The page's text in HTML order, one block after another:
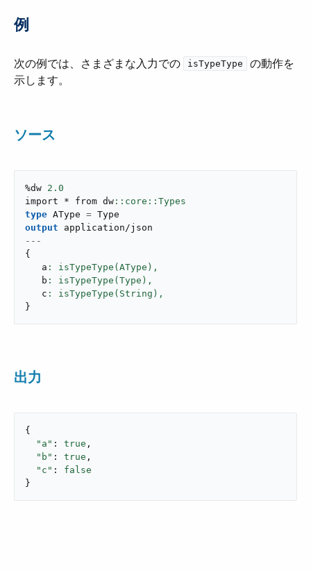
例
次の例では、さまざまな入力での ​ isTypeType
​ の動作を
示します。
ソース
%dw 2.0
import * from dw
type AType =
output
application/json
---
{
   a
: isTypeType(AType),
   b
: isTypeType(Type),
   c
: isTypeType(String),
}
出力
{
"a" : true ,
"b" : true ,
"c" : false
}